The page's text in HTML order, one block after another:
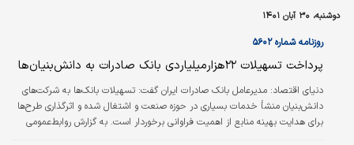
بیان کرد: براساس سیاست‌‌‌ها و برنامه‌‌‌های اتخاذشده در حوزه فناوری‌‌‌های جدید مالی،
تامین سرمایه تمدن توانست عنوان نخستین شرکت تامین سرمایه دانش‌بنیان کشور
را از سوی معاونت علمی و فناوری…
دوشنبه، ۳۰ آبان ۱۴۰۱
روزنامه شماره ۵۶۰۲
پرداخت تسهیلات ۲۲هزارمیلیاردی بانک صادرات به دانش‌بنیان‌ها
دنياي اقتصاد: مدیرعامل بانک صادرات ایران گفت: تسهیلات بانک‌ها به شرکت‌‌های
دانش‌‌بنیان منشأ خدمات بسیاری در حوزه صنعت و اشتغال شده و اثرگذاری طرح‌ها
برای هدایت بهینه منابع از اهمیت فراوانی برخوردار است. به گزارش روابط‌‌عمومی